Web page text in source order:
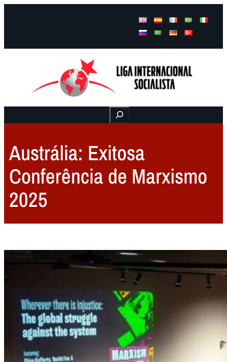
Buscar
Austrália: Exitosa
Conferência de Marxismo
2025